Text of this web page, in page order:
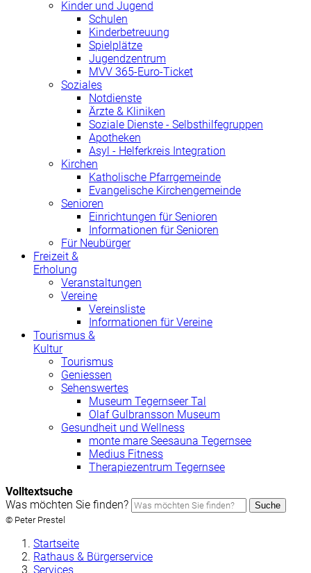
Kinder und Jugend
Schulen
Kinderbetreuung
Spielplätze
Jugendzentrum
MVV 365-Euro-Ticket
Soziales
Notdienste
Ärzte & Kliniken
Soziale Dienste - Selbsthilfegruppen
Apotheken
Asyl - Helferkreis Integration
Kirchen
Katholische Pfarrgemeinde
Evangelische Kirchengemeinde
Senioren
Einrichtungen für Senioren
Informationen für Senioren
Für Neubürger
Freizeit &
Erholung
Veranstaltungen
Vereine
Vereinsliste
Informationen für Vereine
Tourismus &
Kultur
Tourismus
Geniessen
Sehenswertes
Museum Tegernseer Tal
Olaf Gulbransson Museum
Gesundheit und Wellness
monte mare Seesauna Tegernsee
Medius Fitness
Therapiezentrum Tegernsee
Volltextsuche
Was möchten Sie finden?
Suche
© Peter Prestel
Startseite
Rathaus & Bürgerservice
Services